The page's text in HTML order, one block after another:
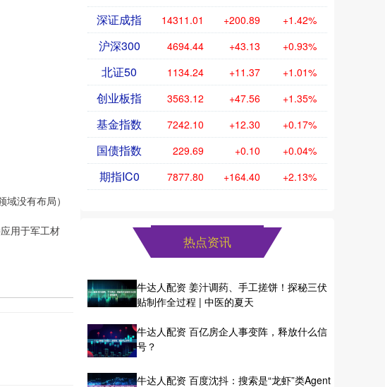
没有布局）
用于军工材
深证成指 14311.01 +200.89 +1.42%
沪深300 4694.44 +43.13 +0.93%
北证50 1134.24 +11.37 +1.01%
创业板指 3563.12 +47.56 +1.35%
基金指数 7242.10 +12.30 +0.17%
国债指数 229.69 +0.10 +0.04%
期指IC0 7877.80 +164.40 +2.13%
热点资讯
牛达人配资 姜汁调药、手工搓饼！探秘三伏
贴制作全过程 | 中医的夏天
牛达人配资 百亿房企人事变阵，释放什么信
号？
牛达人配资 百度沈抖：搜索是“龙虾”类Agent